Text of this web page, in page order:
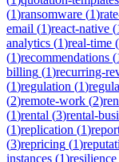
(1)ransomware (1)
email (1)react-native (
analytics (1)real-time (
(1)recommendations (
billing (1)recurring-
(1)regulation (1)
(2)remote-work (2)
(1)rental (3)rental-
(1)replication (1)
(3)repricing (1)
instances (1)resilience